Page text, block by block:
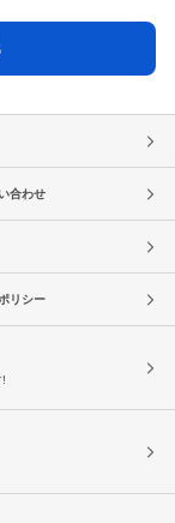
合わせ
リシー